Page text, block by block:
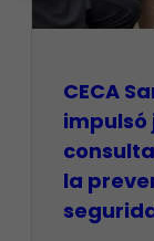
CECA
impulsó
la